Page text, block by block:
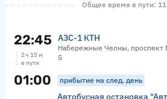
Общее время в пути: 11
22:45 АЗС-1 КТН
Набережные Челны, проспект
5
2 ч 15 м
в пути
01:00 прибытие на след. день
Автобусная остановка